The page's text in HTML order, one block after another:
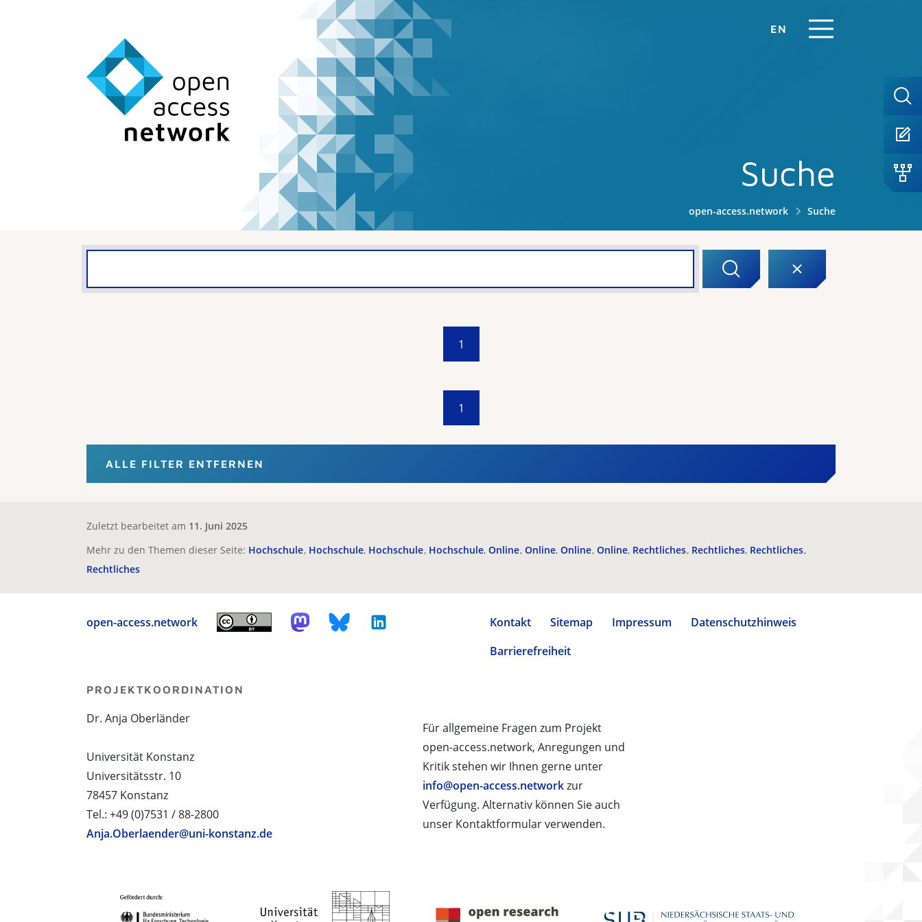
EN
Suche
open-access.network Suche
1
1
ALLE FILTER ENTFERNEN
Zuletzt bearbeitet am 11. Juni 2025
Mehr zu den Themen dieser Seite: Hochschule Hochschule Hochschule Hochschule Online Online Online Online Rechtliches Rechtliches Rechtliches
Rechtliches
open-access.network Kontakt Sitemap Impressum
Datenschutzhinweis
Barrierefreiheit
Für allgemeine Fragen zum Projekt
open-access.network, Anregungen und
Kritik stehen wir Ihnen gerne unter
info@open-access.networkzur
Verfügung. Alternativ können Sie auch
unser Kontaktformular verwenden.
PROJEKTKOORDINATION
Dr. Anja Oberländer
Universität Konstanz
Universitätsstr. 10
78457 Konstanz
Tel.: +49 (0)7531 / 88-2800
Anja.Oberlaender@uni-konstanz.de